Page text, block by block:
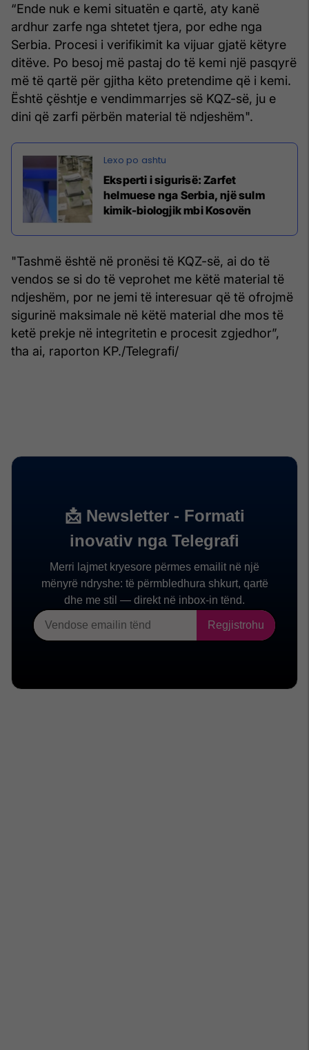
“Ende nuk e kemi situatën e qartë, aty kanë
ardhur zarfe nga shtetet tjera, por edhe nga
Serbia. Procesi i verifikimit ka vijuar gjatë këtyre
ditëve. Po besoj më pastaj do të kemi një pasqyrë
më të qartë për gjitha këto pretendime që i kemi.
Është çështje e vendimmarrjes së KQZ-së, ju e
dini që zarfi përbën material të ndjeshëm".
Eksperti i sigurisë: Zarfet
helmuese nga Serbia, një sulm
kimik-biologjik mbi Kosovën
"Tashmë është në pronësi të KQZ-së, ai do të
vendos se si do të veprohet me këtë material të
ndjeshëm, por ne jemi të interesuar që të ofrojmë
sigurinë maksimale në këtë material dhe mos të
ketë prekje në integritetin e procesit zgjedhor”,
tha ai, raporton KP./Telegrafi/